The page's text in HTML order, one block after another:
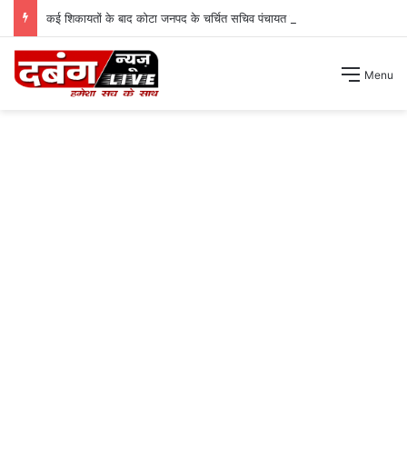
कई शिकायतों के बाद कोटा जनपद के चर्चित सचिव पंचायत से हटाए गए ।
Menu